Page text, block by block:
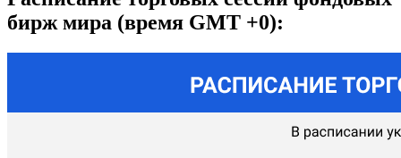
бирж мира (время GMT +0):